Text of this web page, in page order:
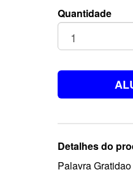
Quantidade
Detalhes do
Palavra